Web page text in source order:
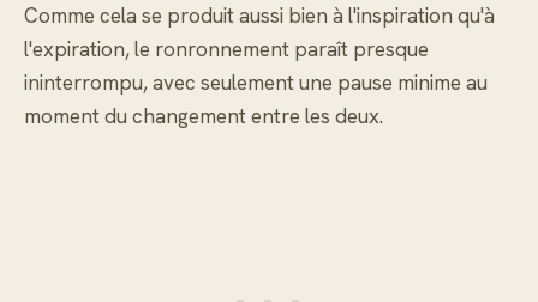
Comme cela se produit aussi bien à l'inspiration qu'à
l'expiration, le ronronnement paraît presque
ininterrompu, avec seulement une pause minime au
moment du changement entre les deux.